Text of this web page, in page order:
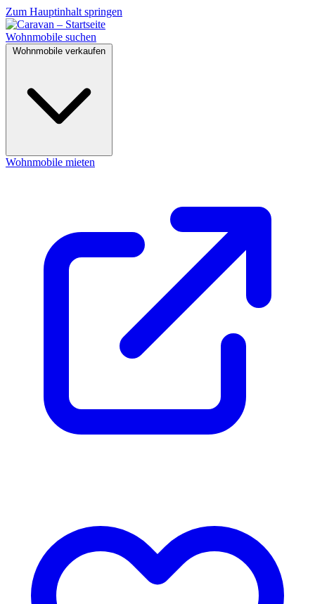
Zum Hauptinhalt springen
Wohnmobile suchen
Wohnmobile verkaufen
Wohnmobile mieten